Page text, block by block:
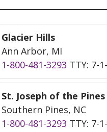
Glacier Hills
Ann Arbor, MI
1-800-481-3293 TTY: 7-
St. Joseph of the Pines
Southern Pines, NC
1-800-481-3293 TTY: 7-